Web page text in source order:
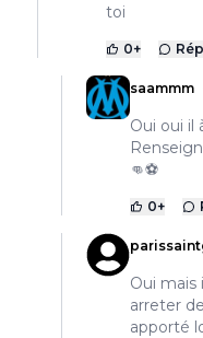
toi
0+
saammm
Oui oui il
👊⚽
0+
Oui mais
arreter
apporté